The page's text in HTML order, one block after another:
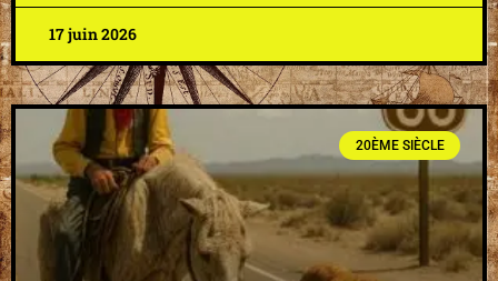
17 juin 2026
20ÈME SIÈCLE